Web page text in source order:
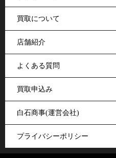
買取について
店舗紹介
よくある質問
買取申込み
白石商事(運営会社)
プライバシーポリシー